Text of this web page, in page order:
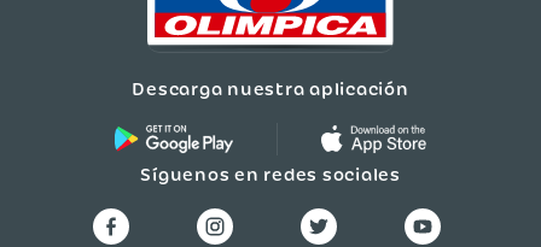
Descarga nuestra aplicación
Síguenos en redes sociales